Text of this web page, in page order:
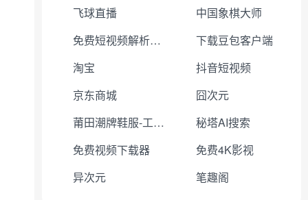
飞球直播
中国象棋大师
免费短视频解析下载
下载豆包客户端
淘宝
抖音短视频
京东商城
囧次元
莆田潮牌鞋服-工厂直销
秘塔AI搜索
免费视频下载器
免费4K影视
异次元
笔趣阁